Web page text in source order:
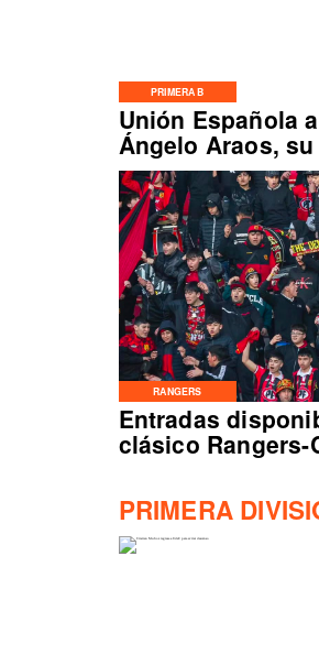
PRIMERA B
Unión Española
Ángelo Araos,
RANGERS
Entradas
clásico Rangers-
PRIMERA